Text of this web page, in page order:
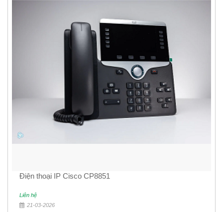
Điện thoại IP Cisco CP8851
Liên hệ
21-03-2026